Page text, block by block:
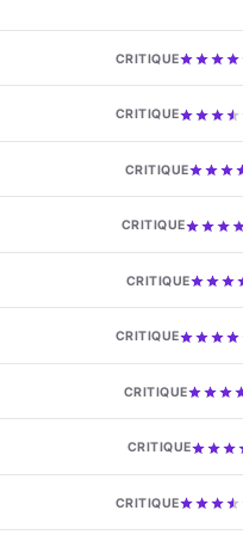
CRITIQUE
CRITIQUE
CRITIQUE
CRITIQUE
CRITIQUE
CRITIQUE
CRITIQUE
CRITIQUE
CRITIQUE